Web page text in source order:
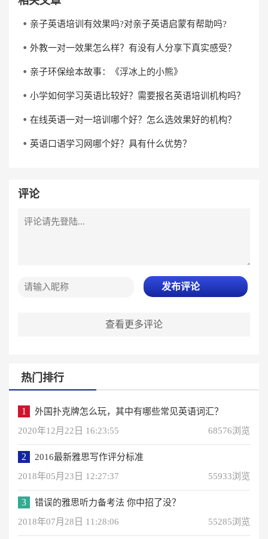
亲子英语培训有效果吗?对亲子英语启蒙有帮助吗?
外教一对一效果怎么样？有没有人分享下真实感受？
亲子环保绘本故事：《浮冰上的小熊》
小学如何学习英语比较好？需要报名英语培训机构吗？
在线英语一对一培训哪个好？怎么选效果好的机构？
英语口语学习网哪个好？具有什么优势？
评论
发布评论
查看更多评论
热门排行
1
外国扑克牌怎么玩，其中有哪些常见英语词汇？
2020年12月22日 16:23:55
68576浏览
2
2016最新雅思写作评分标准
2018年05月23日 12:27:37
55933浏览
3
错误的雅思听力备考法 你中招了没？
2018年07月28日 11:28:06
55285浏览